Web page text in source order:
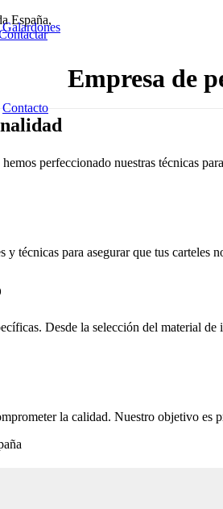
Galardones
Contacto
España,
Empresa de
perfeccionado nuestras técnicas
técnicas para asegurar que tus carteles
Desde la selección del material
la calidad. Nuestro objetivo